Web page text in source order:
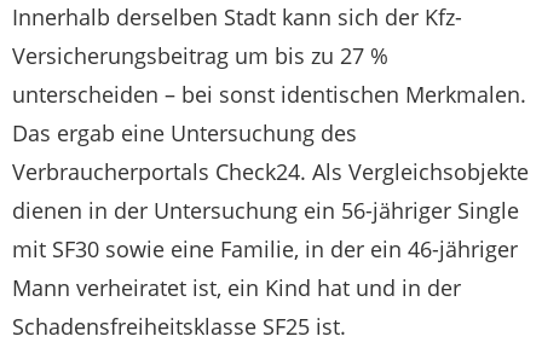
Innerhalb derselben Stadt kann sich der Kfz-
Versicherungsbeitrag um bis zu 27 %
unterscheiden – bei sonst identischen Merkmalen.
Das ergab eine Untersuchung des
Verbraucherportals Check24. Als Vergleichsobjekte
dienen in der Untersuchung ein 56-jähriger Single
mit SF30 sowie eine Familie, in der ein 46-jähriger
Mann verheiratet ist, ein Kind hat und in der
Schadensfreiheitsklasse SF25 ist.